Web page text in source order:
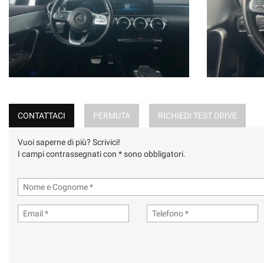
CONTATTACI PERMUTA RICHIEDI TEST DRIVE
Vuoi saperne di più? Scrivici!
I campi contrassegnati con * sono obbligatori.